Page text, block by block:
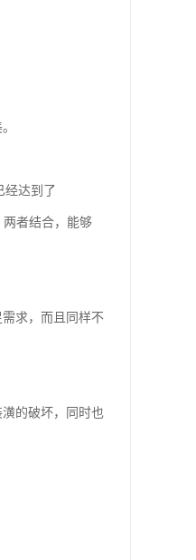
经达到了
两者结合，能够
求，而且同样不
的破坏，同时也